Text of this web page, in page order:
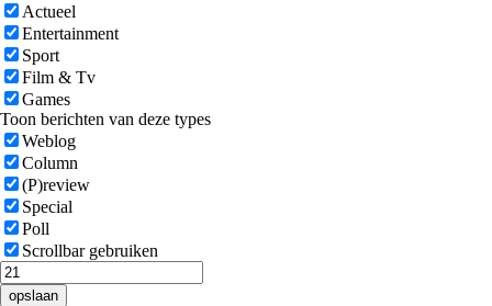
Actueel
Entertainment
Sport
Film & Tv
Games
Toon berichten van deze types
Weblog
Column
(P)review
Special
Poll
Scrollbar gebruiken
opslaan